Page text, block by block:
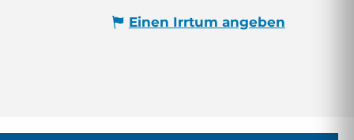
Einen Irrtum angeben